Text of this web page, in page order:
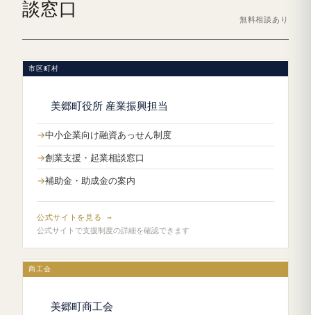
談窓口
無料相談あり
市区町村
美郷町役所 産業振興担当
中小企業向け融資あっせん制度
創業支援・起業相談窓口
補助金・助成金の案内
公式サイトを見る →
公式サイトで支援制度の詳細を確認できます
商工会
美郷町商工会